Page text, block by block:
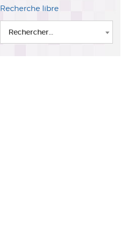
Recherche libre
Rechercher...